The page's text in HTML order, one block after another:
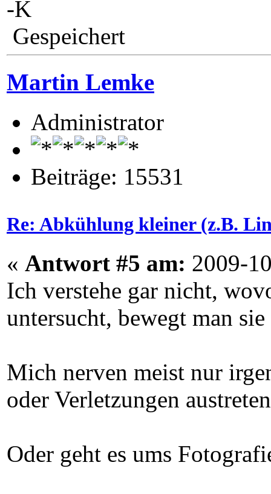
-K
Gespeichert
Martin Lemke
Administrator
Beiträge: 15531
Re: Abkühlung kleiner (z.B.
« Antwort #5 am: 2009-
Ich verstehe gar nicht,
untersucht, bewegt man
Mich nerven meist nur
oder Verletzungen
Oder geht es ums